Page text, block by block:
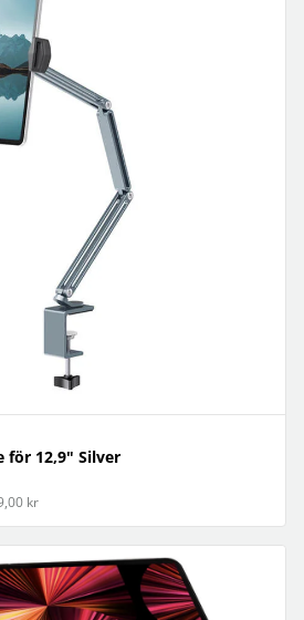
för 12,9" Silver
kr